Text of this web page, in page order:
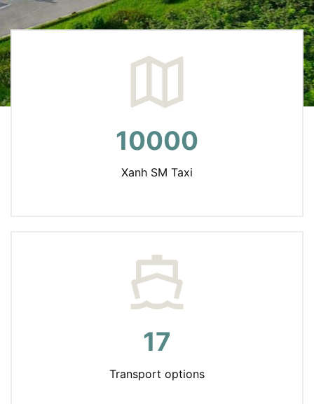
10000
Xanh SM Taxi
17
Transport options